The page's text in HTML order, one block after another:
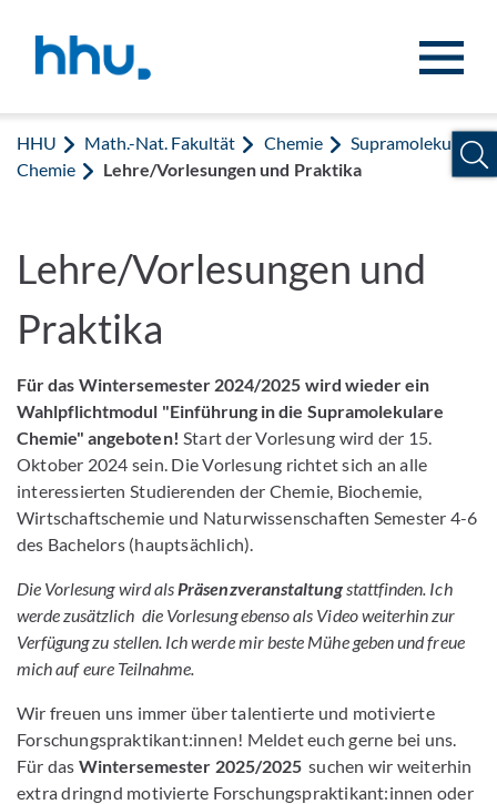
HHU Math.-Nat. Fakultät Chemie
Supramolekulare
Chemie
Lehre/Vorlesungen und Praktika
Lehre/Vorlesungen und
Praktika
Für das Wintersemester 2024/2025 wird wieder ein
Wahlpflichtmodul "Einführung in die Supramolekulare
Chemie" angeboten! Start der Vorlesung wird der 15.
Oktober 2024 sein. Die Vorlesung richtet sich an alle
interessierten Studierenden der Chemie, Biochemie,
Wirtschaftschemie und Naturwissenschaften Semester 4-6
des Bachelors (hauptsächlich).
Die Vorlesung wird alsPräsenzveranstaltungstattfinden. Ich
werde zusätzlich die Vorlesung ebenso als Video weiterhin zur
Verfügung zu stellen. Ich werde mir beste Mühe geben und freue
mich auf eure Teilnahme.
Wir freuen uns immer über talentierte und motivierte
Forschungspraktikant:innen! Meldet euch gerne bei uns.
Für dasWintersemester 2025/2025suchen wir weiterhin
extra dringnd motivierte Forschungspraktikant:innen oder